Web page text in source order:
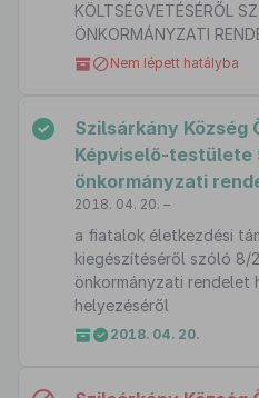
KÖLTSÉGVETÉSÉRŐL
ÖNKORMÁNYZATI
Nem lépett hatályba
Szilsárkány Község
Képviselő-testülete
önkormányzati
2018. 04. 20. –
a fiatalok életkezdési
kiegészítéséről szóló 8/
önkormányzati rendelet
helyezéséről
2018. 04. 20.